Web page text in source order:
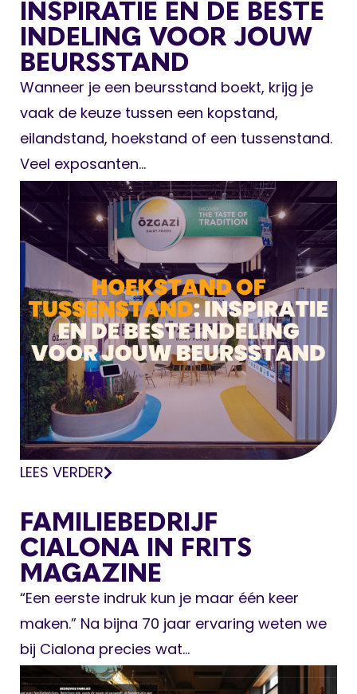
INSPIRATIE EN DE BESTE
INDELING VOOR JOUW
BEURSSTAND
Wanneer je een beursstand boekt, krijg je
vaak de keuze tussen een kopstand,
eilandstand, hoekstand of een tussenstand.
Veel exposanten...
LEES VERDER
FAMILIEBEDRIJF
CIALONA IN FRITS
MAGAZINE
“Een eerste indruk kun je maar één keer
maken.” Na bijna 70 jaar ervaring weten we
bij Cialona precies wat...